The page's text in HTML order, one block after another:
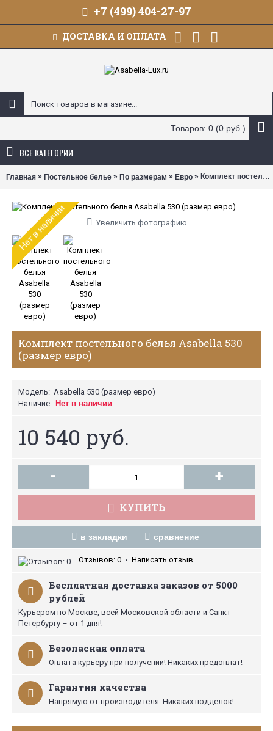
+7 (499) 404-27-97
ДОСТАВКА И ОПЛАТА
Товаров: 0 (0 руб.)
ВСЕ КАТЕГОРИИ
Главная » Постельное белье » По размерам » Евро » Комплект постельного белья Asabella 530 (размер евро)
Нет в наличии Увеличить фотографию
Комплект постельного белья Asabella 530
(размер евро)
Модель: Asabella 530 (размер евро)
Наличие: Нет в наличии
10 540 руб.
- +
КУПИТЬ
в закладки сравнение
Отзывов: 0 • Написать отзыв
Бесплатная доставка заказов от 5000
рублей
Курьером по Москве, всей Московской области и Санкт-
Петербургу – от 1 дня!
Безопасная оплата
Оплата курьеру при получении! Никаких предоплат!
Гарантия качества
Напрямую от производителя. Никаких подделок!